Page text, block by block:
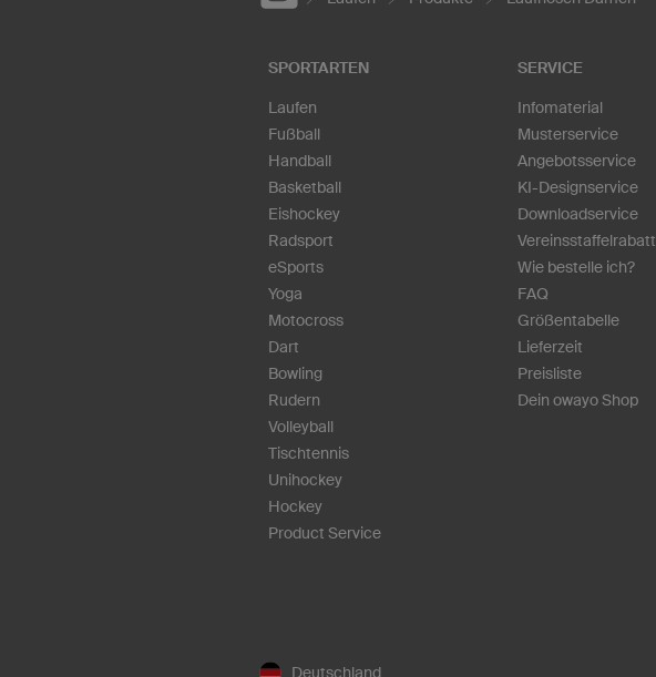
SPORTARTEN
Laufen
Fußball
Handball
Basketball
Eishockey
Radsport
eSports
Yoga
Motocross
Dart
Bowling
Rudern
Volleyball
Tischtennis
Unihockey
Hockey
Product Service
SERVICE
Infomaterial
Musterservice
Angebotsservice
KI-Designservice
Downloadservice
Vereinsstaffelrabatt
Wie bestelle ich?
FAQ
Größentabelle
Lieferzeit
Preisliste
Dein owayo Shop
Deutschland